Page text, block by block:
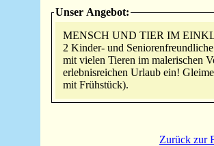
Unser Angebot:
MENSCH UND TIER IM
2 Kinder- und
mit vielen Tieren im malerischen
erlebnisreichen Urlaub ein!
mit Frühstück).
Zurück zur